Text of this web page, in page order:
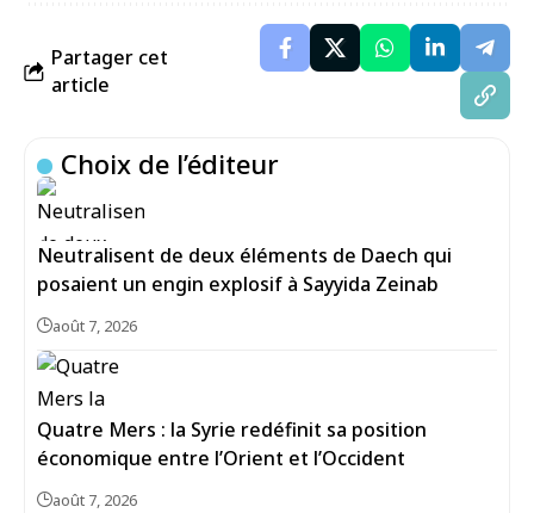
Partager cet
article
Choix de l’éditeur
Neutralisent de deux éléments de Daech qui
posaient un engin explosif à Sayyida Zeinab
août 7, 2026
Quatre Mers : la Syrie redéfinit sa position
économique entre l’Orient et l’Occident
août 7, 2026